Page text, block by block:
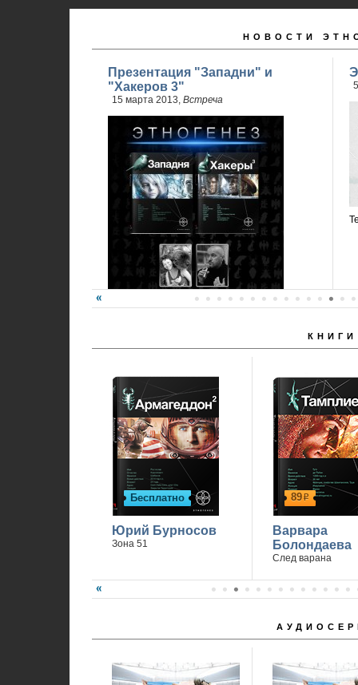
НОВОСТИ
Презентация "Западни" и
"Хакеров 3"
15 марта 2013, Встреча
КНИГИ
Бесплатно
Юрий Бурносов
Зона 51
89р
Варвара
Болондаева
След варана